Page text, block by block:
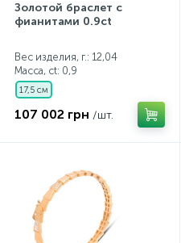
Золотой браслет с
фианитами 0.9ct
Вес изделия, г.: 12,04
Масса, ct: 0,9
17,5 см
107 002 грн /шт.